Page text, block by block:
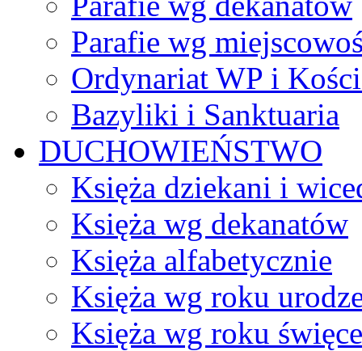
Parafie wg
Ordynariat WP i
Bazyliki i Sanktuaria
DUCHOWIEŃSTWO
Księża dziekani i
Księża wg dekanatów
Księża alfabetycznie
Księża wg roku
Księża wg roku